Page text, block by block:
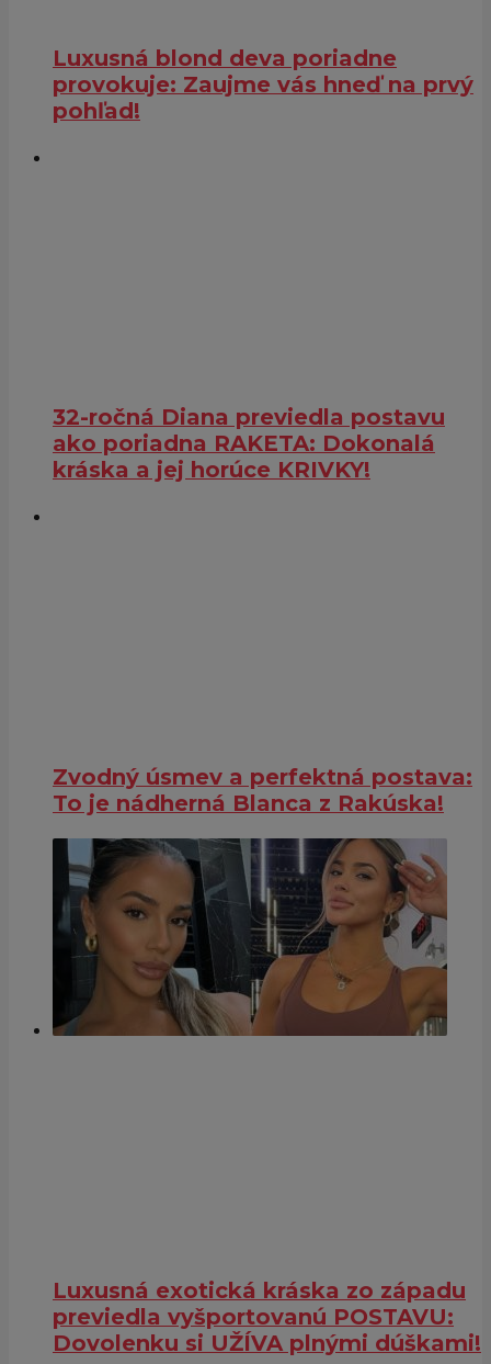
Luxusná blond deva poriadne
provokuje: Zaujme vás hneď na prvý
pohľad!
32-ročná Diana previedla postavu
ako poriadna RAKETA: Dokonalá
kráska a jej horúce KRIVKY!
Zvodný úsmev a perfektná postava:
To je nádherná Blanca z Rakúska!
Luxusná exotická kráska zo západu
previedla vyšportovanú POSTAVU:
Dovolenku si UŽÍVA plnými dúškami!